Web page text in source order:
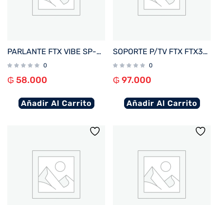
PARLANTE FTX VIBE SP-5SBK 5W BT/BAT/LED/MICRO SD NEGRO
0
₲ 58.000
Añadir Al Carrito
SOPORTE P/TV FTX FTX38-69F 43″ A 100″ 75KG/FIJO NEGRO
0
₲ 97.000
Añadir Al Carrito